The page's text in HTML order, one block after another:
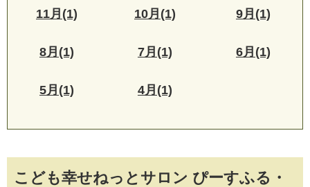
こども幸せねっとサロン ぴーすふる・
11月(1) 10月(1) 9月(1)
8月(1) 7月(1) 6月(1)
5月(1) 4月(1)